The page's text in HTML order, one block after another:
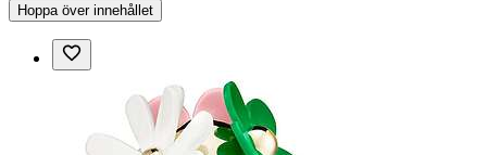
Hoppa över innehållet